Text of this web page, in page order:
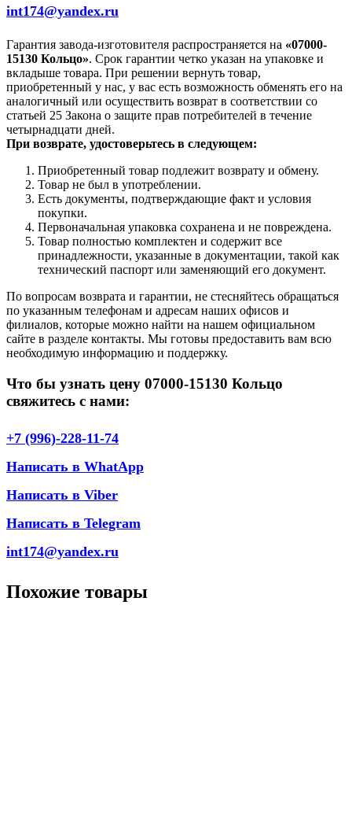
int174@yandex.ru
Гарантия завода-изготовителя распространяется на «07000-
15130 Кольцо». Срок гарантии четко указан на упаковке и
вкладыше товара. При решении вернуть товар,
приобретенный у нас, у вас есть возможность обменять его на
аналогичный или осуществить возврат в соответствии со
статьей 25 Закона о защите прав потребителей в течение
четырнадцати дней.
При возврате, удостоверьтесь в следующем:
Приобретенный товар подлежит возврату и обмену.
Товар не был в употреблении.
Есть документы, подтверждающие факт и условия
покупки.
Первоначальная упаковка сохранена и не повреждена.
Товар полностью комплектен и содержит все
принадлежности, указанные в документации, такой как
технический паспорт или заменяющий его документ.
По вопросам возврата и гарантии, не стесняйтесь обращаться
по указанным телефонам и адресам наших офисов и
филиалов, которые можно найти на нашем официальном
сайте в разделе контакты. Мы готовы предоставить вам всю
необходимую информацию и поддержку.
Что бы узнать цену 07000-15130 Кольцо
свяжитесь с нами:
+7 (996)-228-11-74
Написать в WhatApp
Написать в Viber
Написать в Telegram
int174@yandex.ru
Похожие товары